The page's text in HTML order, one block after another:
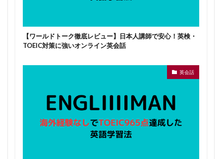
【ワールドトーク徹底レビュー】日本人講師で安心！英検・
TOEIC対策に強いオンライン英会話
英会話